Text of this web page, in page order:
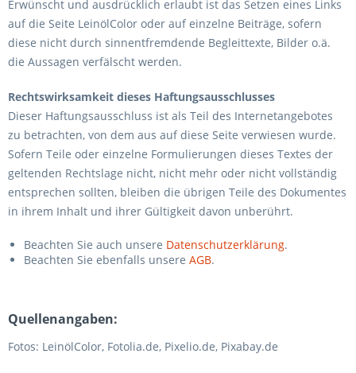
Erwünscht und ausdrücklich erlaubt ist das Setzen eines Links
auf die Seite LeinölColor oder auf einzelne Beiträge, sofern
diese nicht durch sinnentfremdende Begleittexte, Bilder o.ä.
die Aussagen verfälscht werden.
Rechtswirksamkeit dieses Haftungsausschlusses
Dieser Haftungsausschluss ist als Teil des Internetangebotes
zu betrachten, von dem aus auf diese Seite verwiesen wurde.
Sofern Teile oder einzelne Formulierungen dieses Textes der
geltenden Rechtslage nicht, nicht mehr oder nicht vollständig
entsprechen sollten, bleiben die übrigen Teile des Dokumentes
in ihrem Inhalt und ihrer Gültigkeit davon unberührt.
Beachten Sie auch unsere Datenschutzerklärung.
Beachten Sie ebenfalls unsere AGB.
Quellenangaben:
Fotos: LeinölColor, Fotolia.de, Pixelio.de, Pixabay.de